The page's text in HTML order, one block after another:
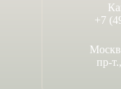
+7
пр-